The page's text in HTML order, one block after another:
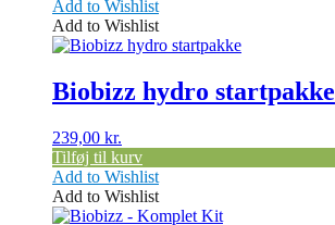
Add to Wishlist
Add to Wishlist
Biobizz hydro startpakke
239,00 kr.
Tilføj til kurv
Add to Wishlist
Add to Wishlist
Dette